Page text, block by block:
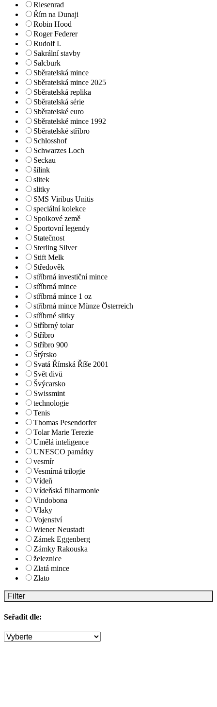
Riesenrad
Řím na Dunaji
Robin Hood
Roger Federer
Rudolf I.
Sakrální stavby
Salcburk
Sběratelská mince
Sběratelská mince 2025
Sběratelská replika
Sběratelská série
Sběratelské euro
Sběratelské mince 1992
Sběratelské stříbro
Schlosshof
Schwarzes Loch
Seckau
šilink
slitek
slitky
SMS Viribus Unitis
speciální kolekce
Spolkové země
Sportovní legendy
Statečnost
Sterling Silver
Stift Melk
Středověk
stříbrná investiční mince
stříbrná mince
stříbrná mince 1 oz
stříbrná mince Münze Österreich
stříbrné slitky
Stříbrný tolar
Stříbro
Stříbro 900
Štýrsko
Svatá Římská Říše 2001
Svět divů
Švýcarsko
Swissmint
technologie
Tenis
Thomas Pesendorfer
Tolar Marie Terezie
Umělá inteligence
UNESCO památky
vesmír
Vesmírná trilogie
Vídeň
Vídeňská filharmonie
Vindobona
Vlaky
Vojenství
Wiener Neustadt
Zámek Eggenberg
Zámky Rakouska
železnice
Zlatá mince
Zlato
Filter
Seřadit dle: